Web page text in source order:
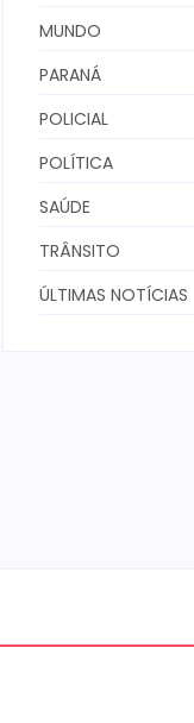
MUNDO
PARANÁ
POLICIAL
POLÍTICA
SAÚDE
TRÂNSITO
ÚLTIMAS NOTÍCIAS